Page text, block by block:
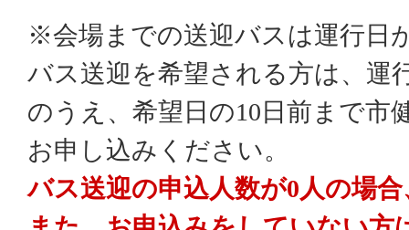
※会場までの送迎バスは運行日
バス送迎を希望される方は、運
のうえ、希望日の10日前まで市
お申し込みください。
バス送迎の申込人数が0人の場